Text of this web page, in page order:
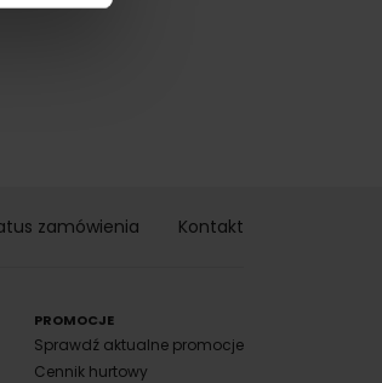
zamówienia Kontakt
PROMOCJE
Sprawdź aktualne promocje
Cennik hurtowy